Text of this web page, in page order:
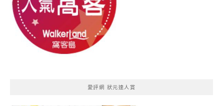
愛評網 狀元達人賞